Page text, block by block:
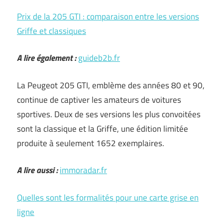
Prix de la 205 GTI : comparaison entre les versions
Griffe et classiques
A lire également :guideb2b.fr
La Peugeot 205 GTI, emblème des années 80 et 90,
continue de captiver les amateurs de voitures
sportives. Deux de ses versions les plus convoitées
sont la classique et la Griffe, une édition limitée
produite à seulement 1652 exemplaires.
A lire aussi :immoradar.fr
Quelles sont les formalités pour une carte grise en
ligne